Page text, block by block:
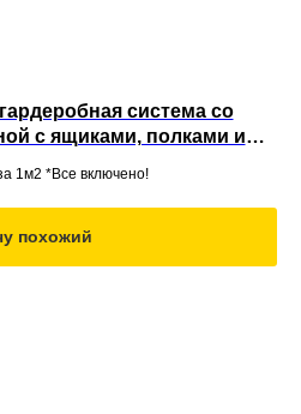
система со
с ящиками, полками и
1м2 *Все включено!
похожий